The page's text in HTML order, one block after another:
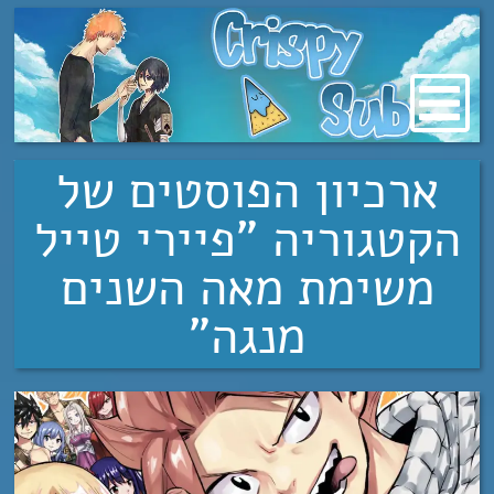
מעבר
לתוכן
ארכיון הפוסטים של
הקטגוריה "פיירי טייל
משימת מאה השנים
מנגה"